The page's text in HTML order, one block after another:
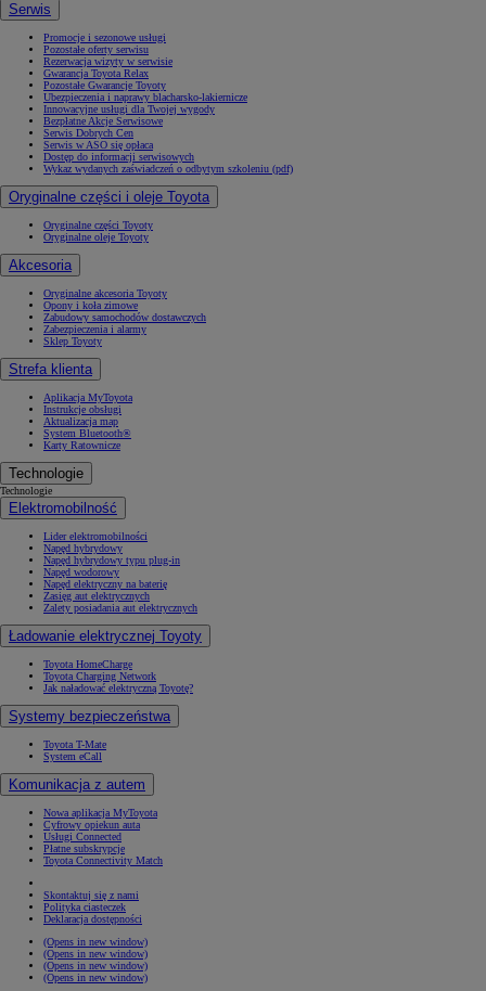
Serwis
Promocje i sezonowe usługi
Pozostałe oferty serwisu
Rezerwacja wizyty w serwisie
Gwarancja Toyota Relax
Pozostałe Gwarancje Toyoty
Ubezpieczenia i naprawy blacharsko-lakiernicze
Innowacyjne usługi dla Twojej wygody
Bezpłatne Akcje Serwisowe
Serwis Dobrych Cen
Serwis w ASO się opłaca
Dostęp do informacji serwisowych
Wykaz wydanych zaświadczeń o odbytym szkoleniu (pdf)
Oryginalne części i oleje Toyota
Oryginalne części Toyoty
Oryginalne oleje Toyoty
Akcesoria
Oryginalne akcesoria Toyoty
Opony i koła zimowe
Zabudowy samochodów dostawczych
Zabezpieczenia i alarmy
Sklep Toyoty
Strefa klienta
Aplikacja MyToyota
Instrukcje obsługi
Aktualizacja map
System Bluetooth®
Karty Ratownicze
Technologie
Technologie
Elektromobilność
Lider elektromobilności
Napęd hybrydowy
Napęd hybrydowy typu plug-in
Napęd wodorowy
Napęd elektryczny na baterię
Zasięg aut elektrycznych
Zalety posiadania aut elektrycznych
Ładowanie elektrycznej Toyoty
Toyota HomeCharge
Toyota Charging Network
Jak naładować elektryczną Toyotę?
Systemy bezpieczeństwa
Toyota T-Mate
System eCall
Komunikacja z autem
Nowa aplikacja MyToyota
Cyfrowy opiekun auta
Usługi Connected
Płatne subskrypcje
Toyota Connectivity Match
Skontaktuj się z nami
Polityka ciasteczek
Deklaracja dostępności
(Opens in new window)
(Opens in new window)
(Opens in new window)
(Opens in new window)